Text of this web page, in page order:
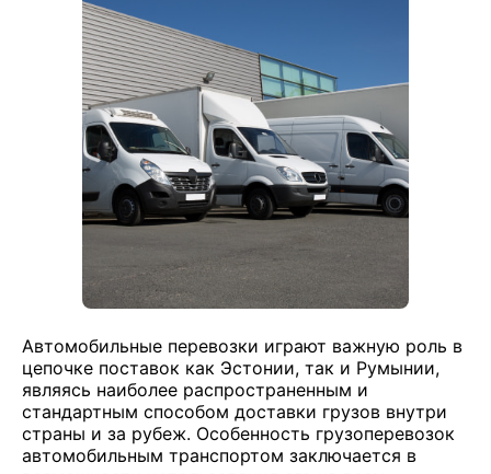
Автомобильные перевозки играют важную роль в
цепочке поставок как Эстонии, так и Румынии,
являясь наиболее распространенным и
стандартным способом доставки грузов внутри
страны и за рубеж. Особенность грузоперевозок
автомобильным транспортом заключается в